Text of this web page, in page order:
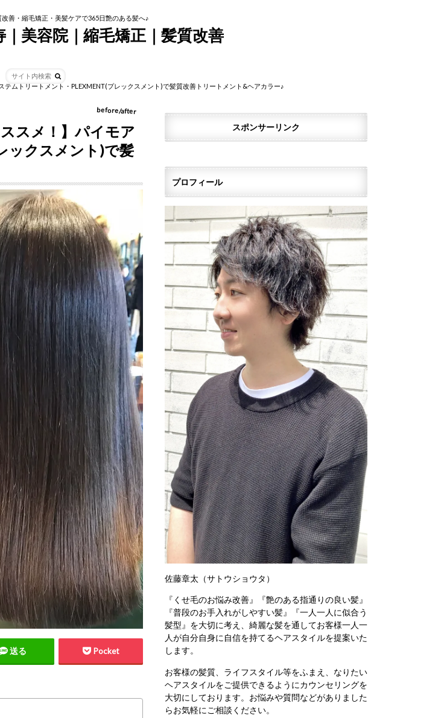
善・縮毛矯正・美髪ケアで365日艶のある髪へ♪
美容院｜縮毛矯正｜髪質改善
ムトリートメント・PLEXMENT(プレックスメント)で髪質改善トリートメント&ヘアカラー♪
before/after
スメ！】パイモア
ックスメント)で髪
送る Pocket
スポンサーリンク
プロフィール
佐藤章太（サトウショウタ）
『くせ毛のお悩み改善』『艶のある指通りの良い髪』
『普段のお手入れがしやすい髪』『一人一人に似合う
髪型』を大切に考え、綺麗な髪を通してお客様一人一
人が自分自身に自信を持てるヘアスタイルを提案いた
します。
お客様の髪質、ライフスタイル等をふまえ、なりたい
ヘアスタイルをご提供できるようにカウンセリングを
大切にしております。お悩みや質問などがありました
らお気軽にご相談ください。